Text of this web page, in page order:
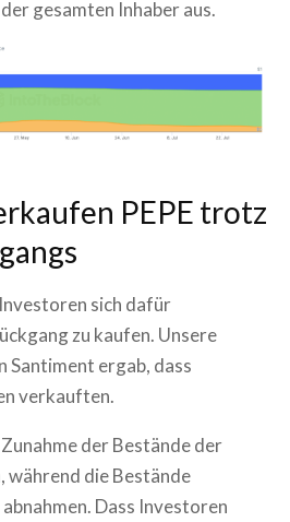
gesamten Inhaber aus.
PEPE trotz
sich dafür
zu kaufen. Unsere
Santiment ergab, dass
verkauften.
der Bestände der
während die Bestände
Dass Investoren